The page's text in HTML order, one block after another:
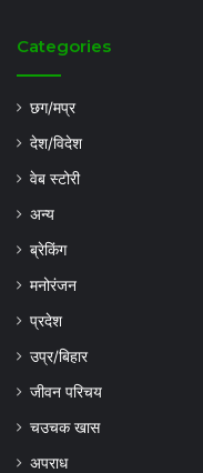
Categories
छग/मप्र
देश/विदेश
वेब स्टोरी
अन्य
ब्रेकिंग
मनोरंजन
प्रदेश
उप्र/बिहार
जीवन परिचय
चउचक खास
अपराध